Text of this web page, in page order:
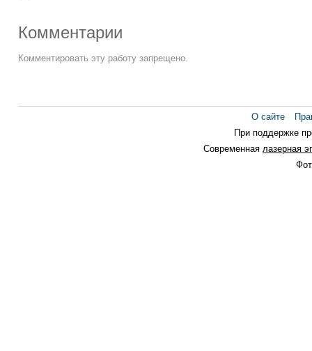
Комментарии
Комментировать эту работу запрещено.
О сайте
При поддержке
Современная лазерная